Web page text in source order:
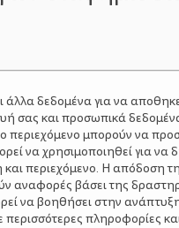
άλλα δεδομένα για να
σας και προσωπικά
περιεχόμενο μπορούν να
να χρησιμοποιηθεί για να
περιεχόμενο. Η απόδοση
αναφορές βάσει της
να βοηθήσει στην
πληροφορίες